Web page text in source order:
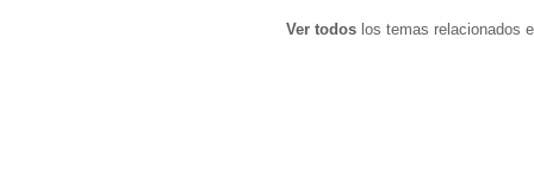
Ver todos los temas relacionados